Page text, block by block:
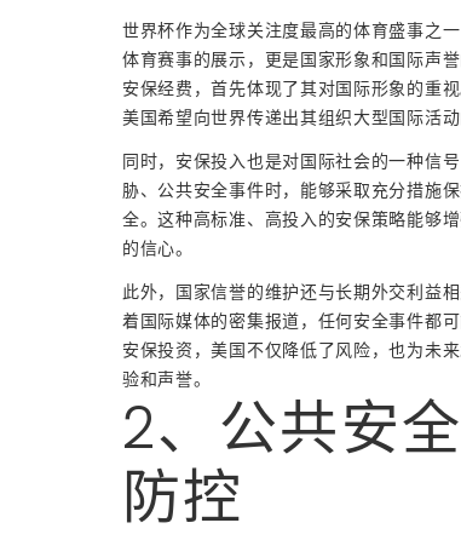
世界杯作为全球关注度最高的体育盛事之
体育赛事的展示，更是国家形象和国际声
安保经费，首先体现了其对国际形象的重
美国希望向世界传递出其组织大型国际活动
同时，安保投入也是对国际社会的一种信
胁、公共安全事件时，能够采取充分措施
全。这种高标准、高投入的安保策略能够
的信心。
此外，国家信誉的维护还与长期外交利益
着国际媒体的密集报道，任何安全事件都
安保投资，美国不仅降低了风险，也为未
验和声誉。
2、公共安
防控